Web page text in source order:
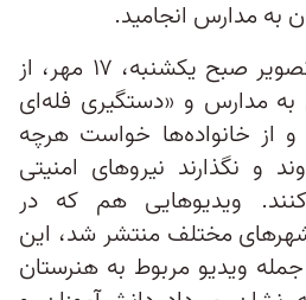
به مدارس انجامید.
حساب توییتری ۱۵۰۰ تصویر صبح یکشنبه، ۱۷ مهر، از
به مدارس و «دستگیری فله‌ای
و از خانواده‌ها خواست هرچه
و نگذارند نیروهای امنیتی
ویدیوهایی هم که در
مختلف منتشر شد، این
جمله ویدیو مربوط به هنرستان